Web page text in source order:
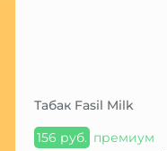
Табак Fasil Milk
156 руб. премиум